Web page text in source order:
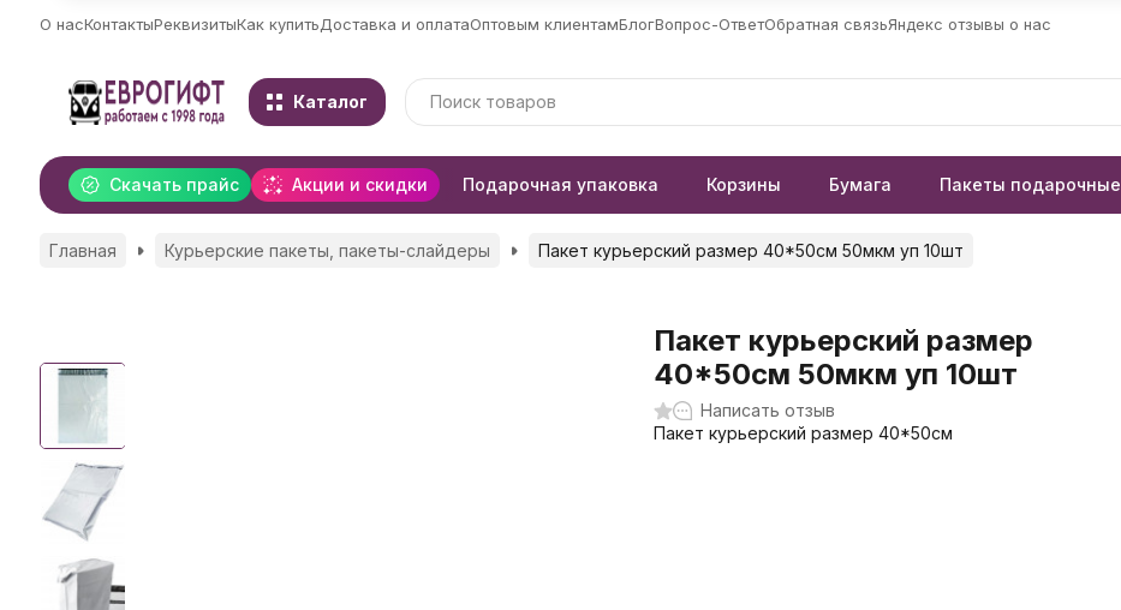
О насКонтактыРеквизитыКак купитьДоставка и оплатаОптовым клиентамБлогВопрос-ОтветОбратная связьЯндекс отзывы о нас
Каталог
Скачать прайс Акции и скидки Подарочная упаковка Корзины Бумага Пакеты подарочные
Главная Курьерские пакеты, пакеты-слайдеры Пакет курьерский размер 40*50см 50мкм уп 10шт
Пакет курьерский размер
40*50см 50мкм уп 10шт
Написать отзыв
Пакет курьерский размер 40*50см